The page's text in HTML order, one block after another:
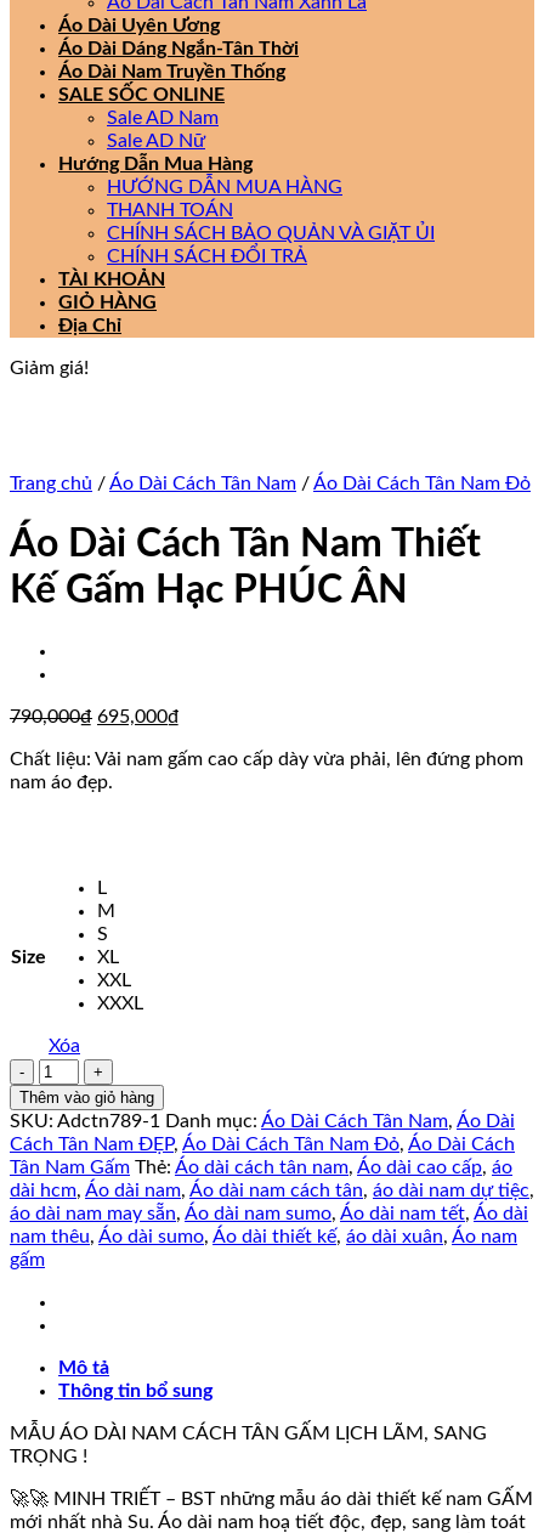
Áo Dài Uyên Ương
Áo Dài Dáng Ngắn-Tân Thời
Áo Dài Nam Truyền Thống
SALE SỐC ONLINE
Sale AD Nam
Sale AD Nữ
Hướng Dẫn Mua Hàng
HƯỚNG DẪN MUA HÀNG
THANH TOÁN
CHÍNH SÁCH BẢO QUẢN VÀ GIẶT ỦI
CHÍNH SÁCH ĐỔI TRẢ
TÀI KHOẢN
GIỎ HÀNG
Địa Chỉ
Giảm giá!
Trang chủ /Áo Dài Cách Tân Nam /Áo Dài Cách Tân Nam Đỏ
Áo Dài Cách Tân Nam Thiết
Kế Gấm Hạc PHÚC ÂN
790,000₫ Giá
là:
790,000₫.
695,000₫
tại
Chất liệu: Vải nam gấm cao cấp dày vừa phải, lên đứng phom
nam áo đẹp.
Size
L
M
S
XL
XXL
XXXL
Xóa
Áo
Dài
Cách
Tân
Nam
Thiết
Kế
Gấm
Hạc
ÂN
số
Thêm vào giỏ hàng
SKU: Adctn789-1 Danh mục: Áo Dài Cách Tân Nam, Áo Dài
Cách Tân Nam ĐẸP, Áo Dài Cách Tân Nam Đỏ, Áo Dài Cách
Tân Nam Gấm Thẻ: Áo dài cách tân nam, Áo dài cao cấp, áo
dài hcm, Áo dài nam, Áo dài nam cách tân, áo dài nam dự tiệc,
áo dài nam may sẵn, Áo dài nam sumo, Áo dài nam tết, Áo dài
nam thêu, Áo dài sumo, Áo dài thiết kế, áo dài xuân, Áo nam
gấm
Mô tả
Thông tin bổ sung
MẪU ÁO DÀI NAM CÁCH TÂN GẤM LỊCH LÃM, SANG
TRỌNG !
🚀🚀 MINH TRIẾT – BST những mẫu áo dài thiết kế nam GẤM
mới nhất nhà Su. Áo dài nam hoạ tiết độc, đẹp, sang làm toát